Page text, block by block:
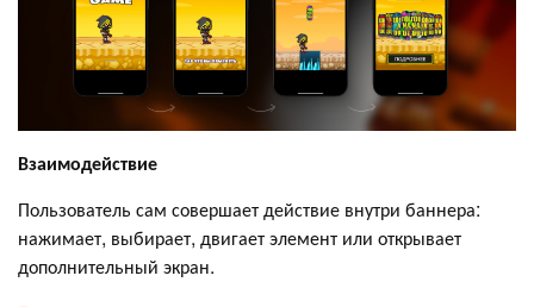
Взаимодействие
Пользователь сам совершает действие внутри баннера:
нажимает, выбирает, двигает элемент или открывает
дополнительный экран.